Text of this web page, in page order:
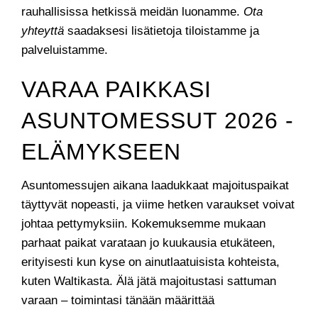
rauhallisissa hetkissä meidän luonamme. Ota
yhteyttä saadaksesi lisätietoja tiloistamme ja
palveluistamme.
VARAA PAIKKASI
ASUNTOMESSUT 2026 -
ELÄMYKSEEN
Asuntomessujen aikana laadukkaat majoituspaikat
täyttyvät nopeasti, ja viime hetken varaukset voivat
johtaa pettymyksiin. Kokemuksemme mukaan
parhaat paikat varataan jo kuukausia etukäteen,
erityisesti kun kyse on ainutlaatuisista kohteista,
kuten Waltikasta. Älä jätä majoitustasi sattuman
varaan – toimintasi tänään määrittää